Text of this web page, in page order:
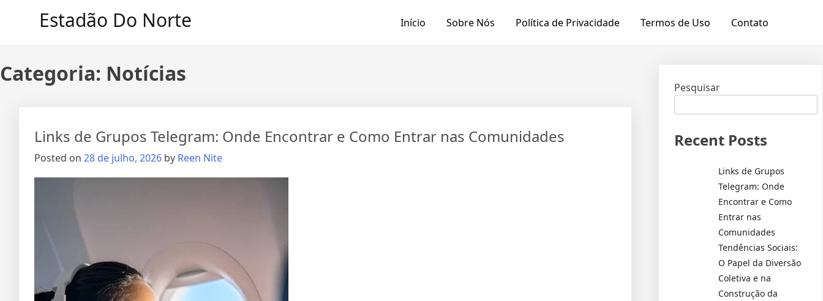
Estadão Do Norte Início Sobre Nós Política de Privacidade Termos de Uso Contato
Categoria: Notícias
Links de Grupos Telegram: Onde Encontrar e Como Entrar nas Comunidades
Posted on 28 de julho, 2026 by Reen Nite
Pesquisar
Recent Posts
Links de Grupos
Telegram: Onde
Encontrar e Como
Entrar nas
Comunidades
Tendências Sociais:
O Papel da Diversão
Coletiva e na
Construção da